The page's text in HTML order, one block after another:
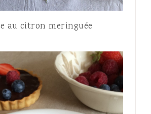
au citron meringuée